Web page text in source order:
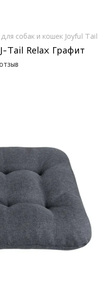
собак и кошек Joyful Tail
Tail Relax Графит